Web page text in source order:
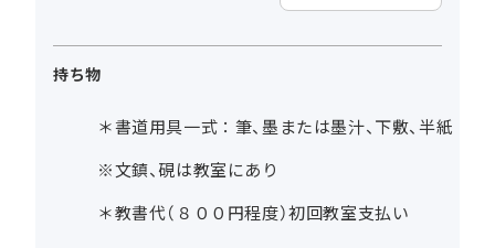
持ち物
＊書道用具一式：筆、墨または墨汁、下敷、半紙
※文鎮、硯は教室にあり
＊教書代（８００円程度）初回教室支払い